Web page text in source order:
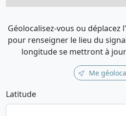
Géolocalisez-vous ou déplacez
pour renseigner le lieu du
longitude se mettront à
Me
Latitude